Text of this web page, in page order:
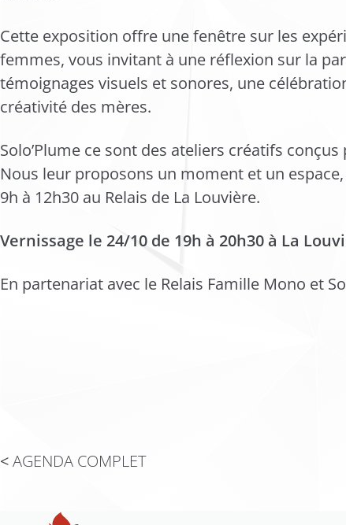
Cette exposition offre une fenêtre sur les
femmes, vous invitant à une réflexion sur la
témoignages visuels et sonores, une
créativité des mères.
Solo’Plume ce sont des ateliers créatifs
Nous leur proposons un moment et un
9h à 12h30 au Relais de La Louvière.
Vernissage le 24/10 de 19h à 20h30 à La
En partenariat avec le Relais Famille Mono et
AGENDA COMPLET